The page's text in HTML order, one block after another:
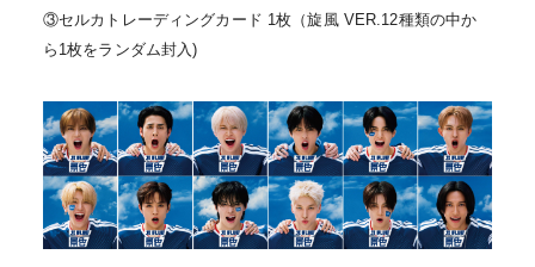
③セルカトレーディングカード 1枚（旋風 VER.12種類の中か
ら1枚をランダム封入)